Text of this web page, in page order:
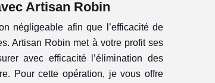
Artisan Robin
négligeable afin que l’efficacité de
Artisan Robin met à votre profit ses
avec efficacité l’élimination des
Pour cette opération, je vous offre